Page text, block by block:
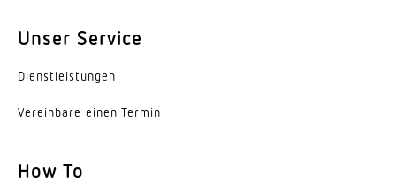
Unser Service
Dienst­leis­tungen
Vereinbare einen Termin
How To